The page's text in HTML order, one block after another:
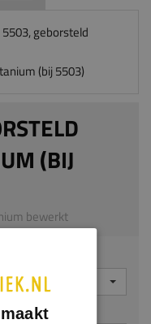
geborsteld
(bij 5503)
(BIJ
bewerkt